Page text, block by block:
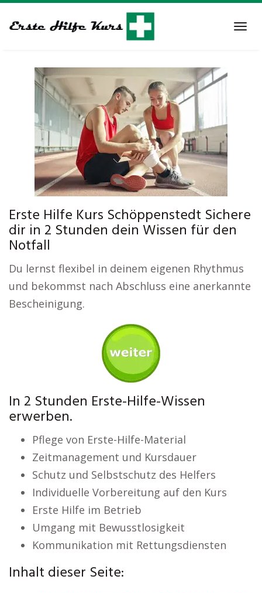
to
Erste Hilfe Kurs Schöppenstedt Sichere
dir in 2 Stunden dein Wissen für den
Notfall
Du lernst flexibel in deinem eigenen Rhythmus
und bekommst nach Abschluss eine anerkannte
Bescheinigung.
In 2 Stunden Erste-Hilfe-Wissen
erwerben.
Pflege von Erste-Hilfe-Material
Zeitmanagement und Kursdauer
Schutz und Selbstschutz des Helfers
Individuelle Vorbereitung auf den Kurs
Erste Hilfe im Betrieb
Umgang mit Bewusstlosigkeit
Kommunikation mit Rettungsdiensten
Inhalt dieser Seite: